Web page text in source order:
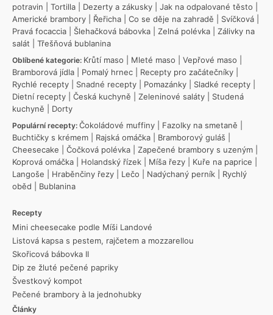
potravin
Tortilla Dezerty a zákusky Jak na odpalované těsto
Americké brambory
Řeřicha Co se děje na zahradě Svíčková
Pravá focaccia
Šlehačková bábovka Zelná polévka
Zálivky na
salát
Třešňová bublanina
Oblíbené kategorie: Krůtí maso Mleté maso Vepřové maso
Bramborová jídla
Pomalý hrnec Recepty pro začátečníky
Rychlé recepty
Snadné recepty Pomazánky Sladké recepty
Dietní recepty
Česká kuchyně Zeleninové saláty
Studená
kuchyně
Dorty
Populární recepty: Čokoládové muffiny Fazolky na smetaně
Buchtičky s krémem
Rajská omáčka Bramborový guláš
Cheesecake
Čočková polévka Zapečené brambory s uzeným
Koprová omáčka
Holandský řízek Míša řezy Kuře na paprice
Langoše
Hraběnčiny řezy Lečo Nadýchaný perník
Rychlý
oběd
Bublanina
Recepty
Mini cheesecake podle Míši Landové
Listová kapsa s pestem, rajčetem a mozzarellou
Skořicová bábovka II
Dip ze žluté pečené papriky
Švestkový kompot
Pečené brambory à la jednohubky
Články